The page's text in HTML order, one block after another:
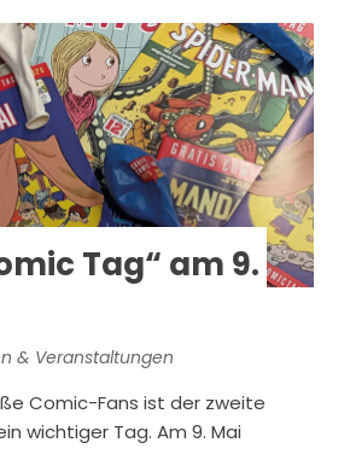
Tag“ am 9.
& Veranstaltungen
Comic-Fans ist der zweite
wichtiger Tag. Am 9. Mai